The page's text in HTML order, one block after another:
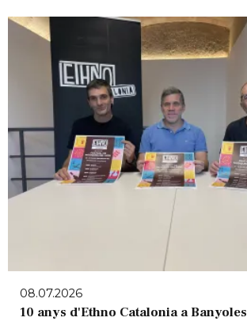
08.07.2026
10 anys d'Ethno Catalonia a Banyoles